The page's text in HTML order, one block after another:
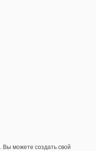
. Вы можете создать свой